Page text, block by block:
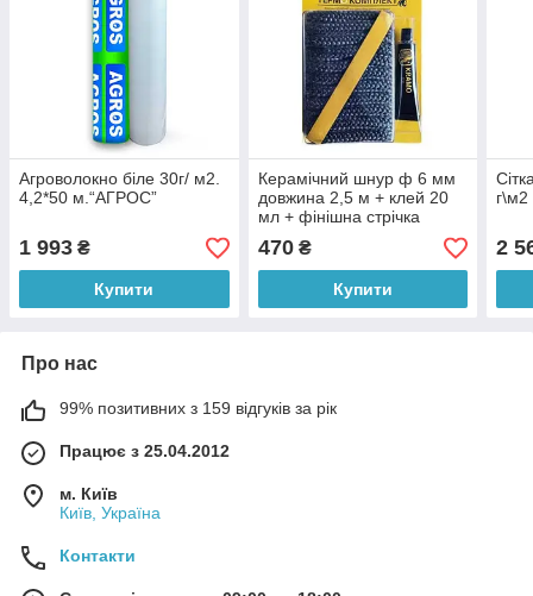
Агроволокно біле 30г/ м2.
4,2*50 м.“AГРОС”
1 993 ₴
Купити
Керамічний шнур ф 6 мм
довжина 2,5 м + клей 20
мл + фінішна стрічка
470₴
Купити
2
Про нас
99% позитивних з 159 відгуків за рік
Працює з 25.04.2012
м. Київ
Київ, Україна
Контакти